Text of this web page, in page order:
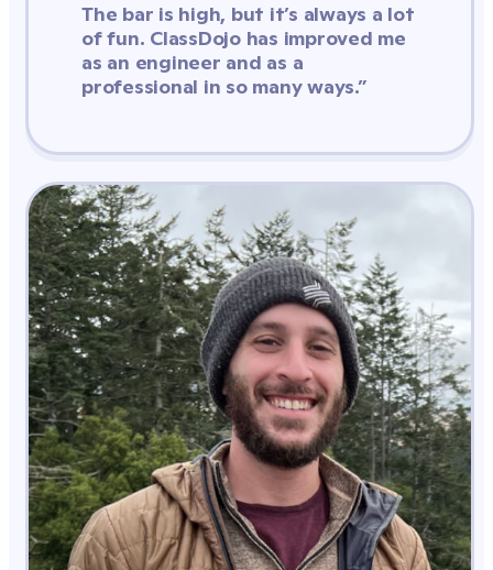
The bar is high, but it’s always a lot
of fun. ClassDojo has improved me
as an engineer and as a
professional in so many ways.”